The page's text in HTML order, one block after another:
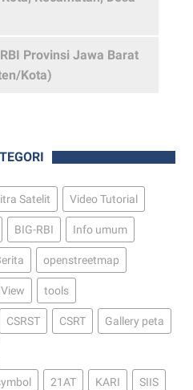
Provinsi Jawa Barat
Kota)
Satelit Video Tutorial
BIG-RBI Info umum
openstreetmap
tools
CSRST CSRT Gallery peta
21AT KARI SIIS